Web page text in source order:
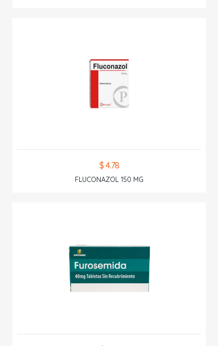
$ 4.78
FLUCONAZOL 150 MG